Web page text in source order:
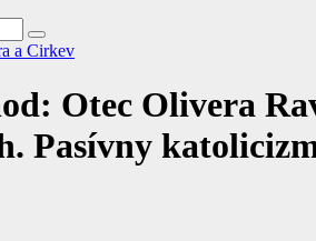
a Cirkev
Otec Olivera
Pasívny